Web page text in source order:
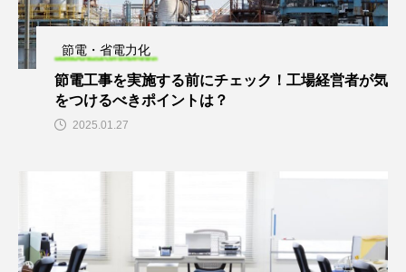
節電・省電力化
節電工事を実施する前にチェック！工場経営者が気
をつけるべきポイントは？
2025.01.27